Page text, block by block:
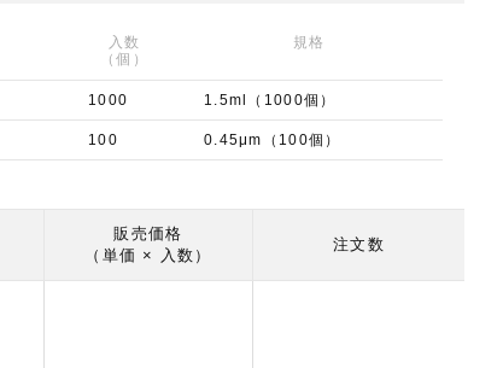
入数
（個）
規格
1000 1.5ml（1000個）
100 0.45μm（100個）
販売価格
（単価 × 入数）
注文数